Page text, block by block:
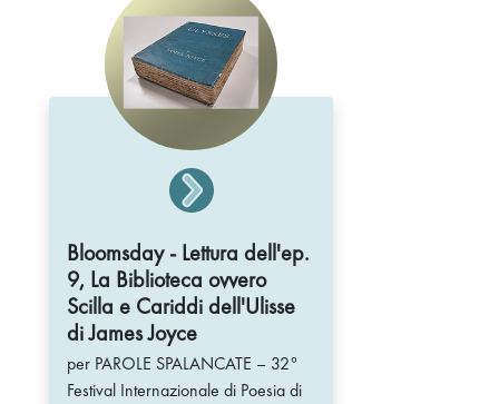
Bloomsday - Lettura dell'ep.
9, La Biblioteca ovvero
Scilla e Cariddi dell'Ulisse
di James Joyce
per PAROLE SPALANCATE – 32°
Festival Internazionale di Poesia di